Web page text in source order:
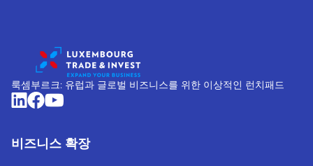
룩셈부르크: 유럽과 글로벌 비즈니스를 위한 이상적인 런치패드
비즈니스 확장